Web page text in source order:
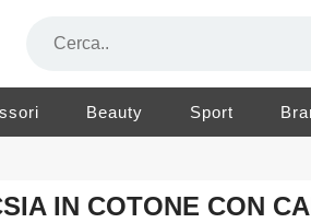
Beauty Sport
IN COTONE CON